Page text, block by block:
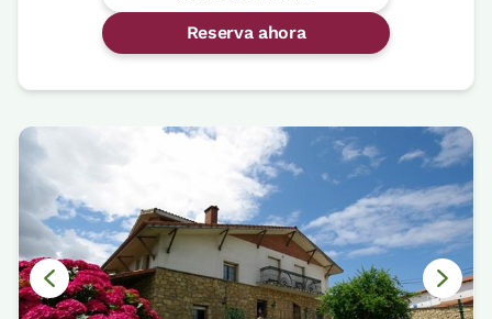
Reserva ahora